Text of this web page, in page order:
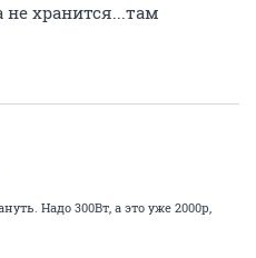
не хранится...там
Надо 300Вт, а это уже 2000р,